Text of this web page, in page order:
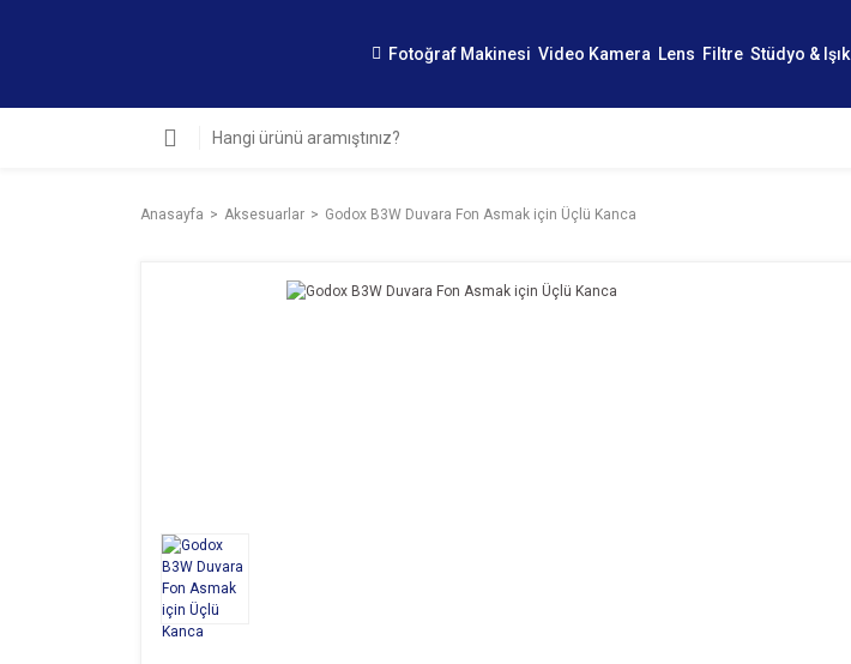
Fotoğraf Makinesi Video Kamera Lens Filtre Stüdyo & Işık
Anasayfa Aksesuarlar Godox B3W Duvara Fon Asmak için Üçlü Kanca